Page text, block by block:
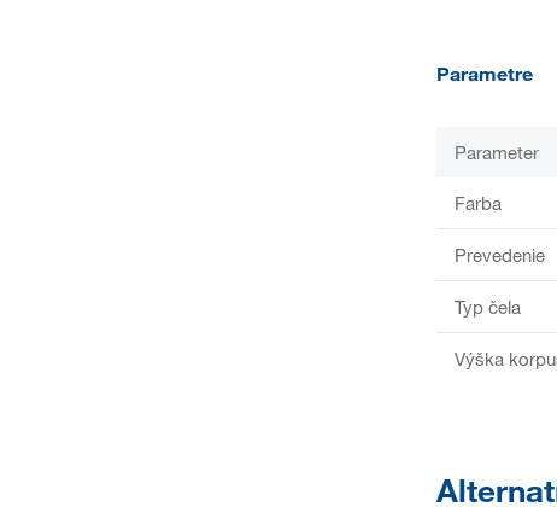
Parametre
Parameter
Farba
Prevedenie
Typ čela
Výška